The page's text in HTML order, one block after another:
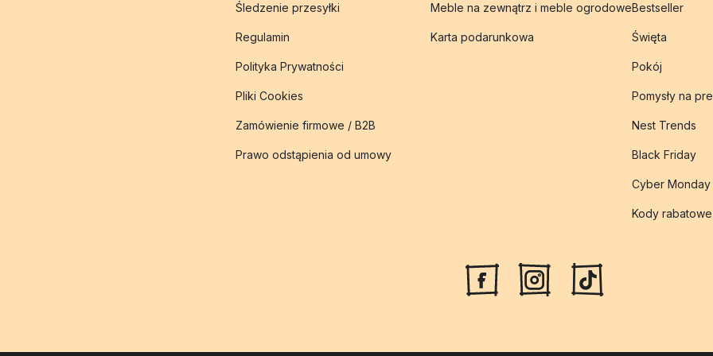
Śledzenie przesyłki
Regulamin
Polityka Prywatności
Pliki Cookies
Zamówienie firmowe / B2B
Prawo odstąpienia od umowy
Meble na zewnątrz i meble ogrodowe
Karta podarunkowa
Bestseller
Święta
Pokój
Pomysły na
Nest Trends
Black Friday
Cyber Monday
Kody rabatowe